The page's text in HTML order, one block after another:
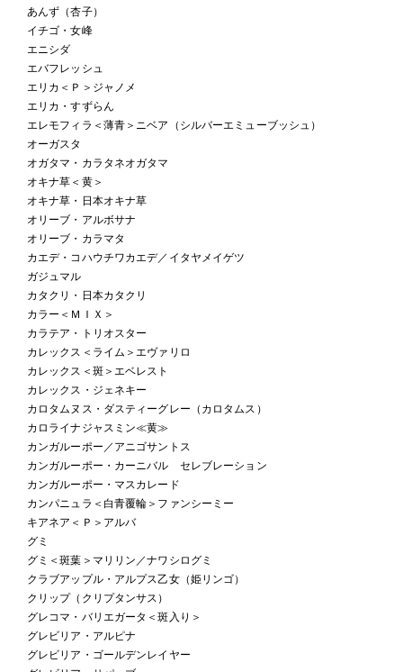
あんず（杏子）
イチゴ・女峰
エニシダ
エバフレッシュ
エリカ＜Ｐ＞ジャノメ
エリカ・すずらん
エレモフィラ＜薄青＞ニベア（シルバーエミューブッシュ）
オーガスタ
オガタマ・カラタネオガタマ
オキナ草＜黄＞
オキナ草・日本オキナ草
オリーブ・アルボサナ
オリーブ・カラマタ
カエデ・コハウチワカエデ／イタヤメイゲツ
ガジュマル
カタクリ・日本カタクリ
カラー＜ＭＩＸ＞
カラテア・トリオスター
カレックス＜ライム＞エヴァリロ
カレックス＜斑＞エベレスト
カレックス・ジェネキー
カロタムヌス・ダスティーグレー（カロタムス）
カロライナジャスミン≪黄≫
カンガルーポー／アニゴサントス
カンガルーポー・カーニバル セレブレーション
カンガルーポー・マスカレード
カンパニュラ＜白青覆輪＞ファンシーミー
キアネア＜Ｐ＞アルバ
グミ
グミ＜斑葉＞マリリン／ナワシログミ
クラブアップル・アルプス乙女（姫リンゴ）
クリップ（クリプタンサス）
グレコマ・バリエガータ＜斑入り＞
グレビリア・アルピナ
グレビリア・ゴールデンレイヤー